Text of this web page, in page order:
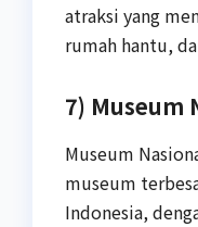
atraksi yang
rumah hantu,
7) Museum
Museum
museum
Indonesia,